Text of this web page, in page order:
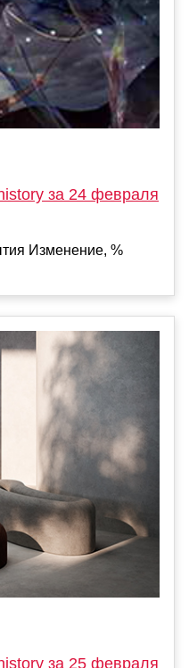
за 24 февраля
Изменение, %
за 25 февраля